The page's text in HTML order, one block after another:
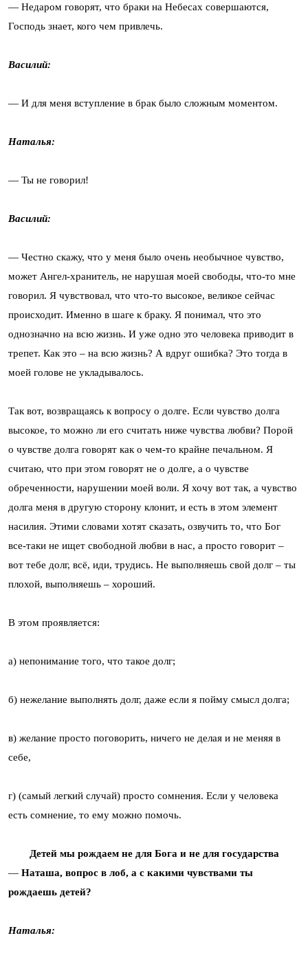
— Недаром говорят, что браки на Небесах совершаются,
Господь знает, кого чем привлечь.
Василий:
— И для меня вступление в брак было сложным моментом.
Наталья:
— Ты не говорил!
Василий:
— Честно скажу, что у меня было очень необычное чувство,
может Ангел-хранитель, не нарушая моей свободы, что-то мне
говорил. Я чувствовал, что что-то высокое, великое сейчас
происходит. Именно в шаге к браку. Я понимал, что это
однозначно на всю жизнь. И уже одно это человека приводит в
трепет. Как это – на всю жизнь? А вдруг ошибка? Это тогда в
моей голове не укладывалось.
Так вот, возвращаясь к вопросу о долге. Если чувство долга
высокое, то можно ли его считать ниже чувства любви? Порой
о чувстве долга говорят как о чем-то крайне печальном. Я
считаю, что при этом говорят не о долге, а о чувстве
обреченности, нарушении моей воли. Я хочу вот так, а чувство
долга меня в другую сторону клонит, и есть в этом элемент
насилия. Этими словами хотят сказать, озвучить то, что Бог
все-таки не ищет свободной любви в нас, а просто говорит –
вот тебе долг, всё, иди, трудись. Не выполняешь свой долг – ты
плохой, выполняешь – хороший.
В этом проявляется:
а) непонимание того, что такое долг;
б) нежелание выполнять долг, даже если я пойму смысл долга;
в) желание просто поговорить, ничего не делая и не меняя в
себе,
г) (самый легкий случай) просто сомнения. Если у человека
есть сомнение, то ему можно помочь.
Детей мы рождаем не для Бога и не для государства
— Наташа, вопрос в лоб, а с какими чувствами ты
рождаешь детей?
Наталья: